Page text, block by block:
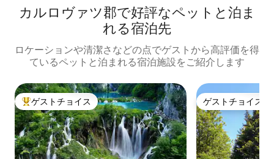
カルロヴァツ郡で好評なペットと泊ま
れる宿泊先
ロケーションや清潔さなどの点でゲストから高評価を得
ているペットと泊まれる宿泊施設をご紹介します
大好評のゲストチョイスです。
ゲストチョイス ゲストチョイス
ゲストチョイス